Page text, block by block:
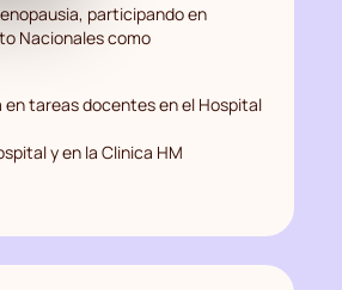
participando en
Nacionales como
tareas docentes en el Hospital
y en la Clinica HM